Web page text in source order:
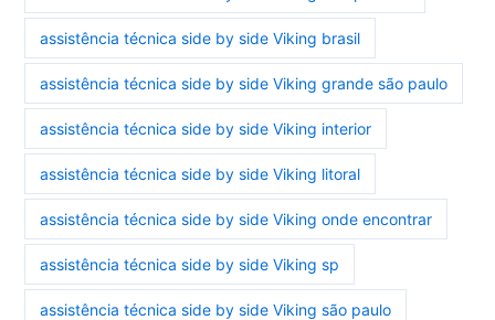
assistência técnica side by side Viking brasil
assistência técnica side by side Viking grande são paulo
assistência técnica side by side Viking interior
assistência técnica side by side Viking litoral
assistência técnica side by side Viking onde encontrar
assistência técnica side by side Viking sp
assistência técnica side by side Viking são paulo